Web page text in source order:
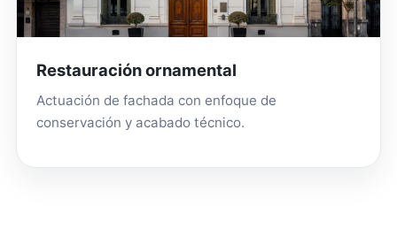
Restauración ornamental
Actuación de fachada con enfoque de
conservación y acabado técnico.